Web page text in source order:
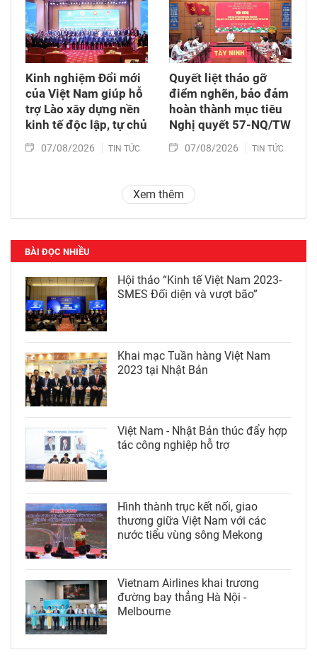
Kinh nghiệm Đổi mới
của Việt Nam giúp hỗ
trợ Lào xây dựng nền
kinh tế độc lập, tự chủ
07/08/2026 TIN TỨC
Quyết liệt tháo gỡ
điểm nghẽn, bảo đảm
hoàn thành mục tiêu
Nghị quyết 57-NQ/TW
07/08/2026 TIN TỨC
Xem thêm
BÀI ĐỌC NHIỀU
Hội thảo “Kinh tế Việt Nam 2023-
SMES Đối diện và vượt bão”
Khai mạc Tuần hàng Việt Nam
2023 tại Nhật Bản
Việt Nam - Nhật Bản thúc đẩy hợp
tác công nghiệp hỗ trợ
Hình thành trục kết nối, giao
thương giữa Việt Nam với các
nước tiểu vùng sông Mekong
Vietnam Airlines khai trương
đường bay thẳng Hà Nội -
Melbourne